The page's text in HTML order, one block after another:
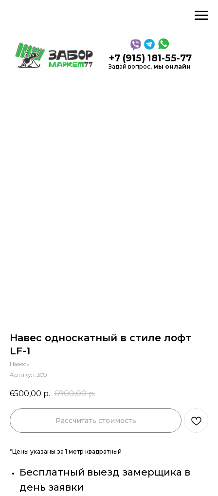
+7 (915) 181-55-77
Задай вопрос, мы онлайн
Навес односкатный в стиле лофт
LF-1
Навесы
Артикул: 309
6500,00 р. 6900,00 р.
Рассчитать стоимость
*Цены указаны за 1 метр квадратный
Бесплатный выезд замерщика в
день заявки